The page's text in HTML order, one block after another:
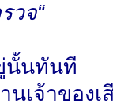
วจ“
นั้นทันที
เจ้าของเ